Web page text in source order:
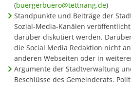
(buergerbuero@tettnang.de)
Standpunkte und Beiträge der
Sozial-Media-Kanälen
darüber diskutiert werden.
die Social Media Redaktion nicht
anderen Webseiten oder in
Argumente der Stadtverwaltung
Beschlüsse des Gemeinderats.